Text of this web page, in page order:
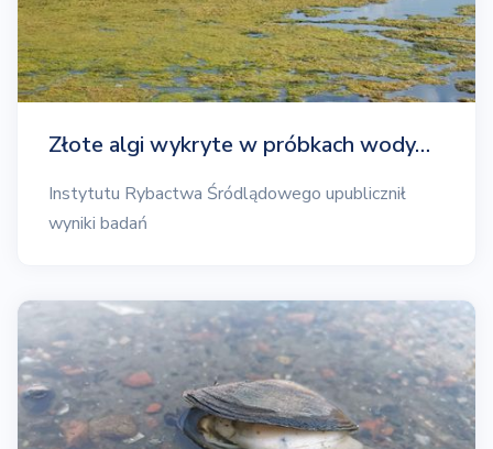
Złote algi wykryte w próbkach wody…
Instytutu Rybactwa Śródlądowego upublicznił
wyniki badań